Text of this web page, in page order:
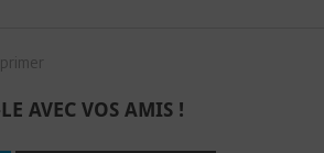
AVEC VOS AMIS !